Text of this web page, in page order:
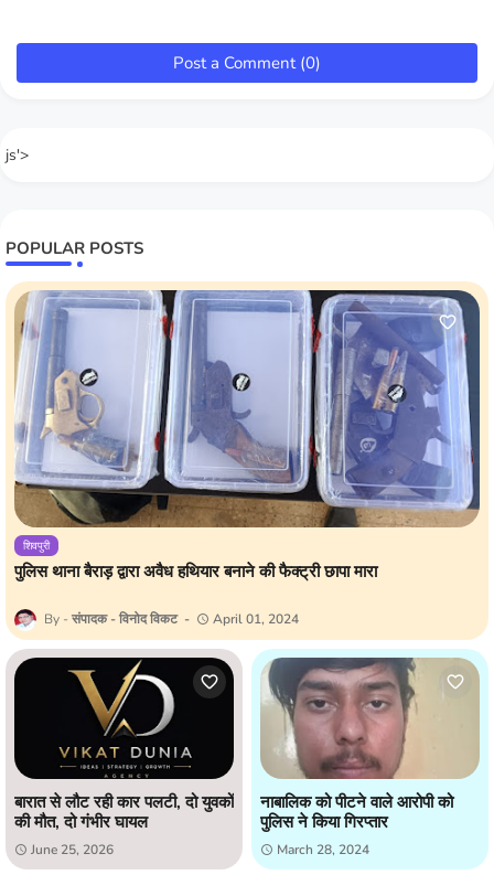
Post a Comment (0)
js'>
POPULAR POSTS
शिवपुरी
पुलिस थाना बैराड़ द्वारा अवैध हथियार बनाने की फैक्ट्री छापा मारा
संपादक - विनोद विकट April 01, 2024
बारात से लौट रही कार पलटी, दो युवकों
की मौत, दो गंभीर घायल
June 25, 2026
नाबालिक को पीटने वाले आरोपी को
पुलिस ने किया गिरप्तार
March 28, 2024